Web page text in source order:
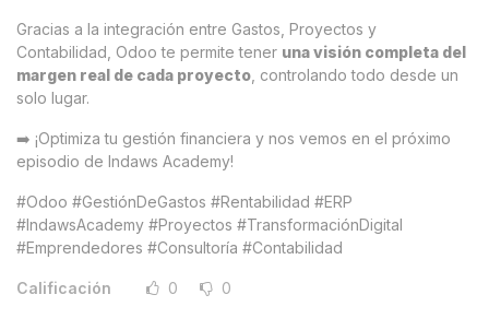
Gracias a la integración entre Gastos, Proyectos y
Contabilidad, Odoo te permite tener una visión completa del
margen real de cada proyecto , controlando todo desde un
solo lugar.
➡️ ¡Optimiza tu gestión financiera y nos vemos en el próximo
episodio de Indaws Academy!
#Odoo #GestiónDeGastos #Rentabilidad #ERP
#IndawsAcademy #Proyectos #TransformaciónDigital
#Emprendedores #Consultoría #Contabilidad
Calificación 0 0